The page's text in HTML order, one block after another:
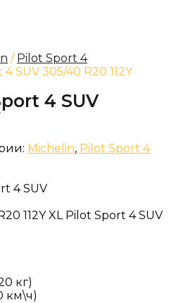
/ Pilot Sport 4
SUV 305/40 R20 112Y
4 SUV
Michelin, Pilot Sport 4
4 SUV
112Y XL Pilot Sport 4 SUV
кг)
км\ч)